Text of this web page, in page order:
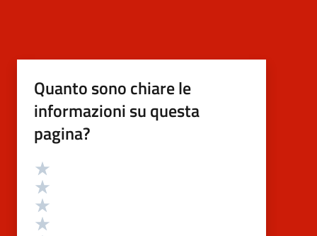
Quanto sono chiare le
informazioni su questa
pagina?
Valutazione